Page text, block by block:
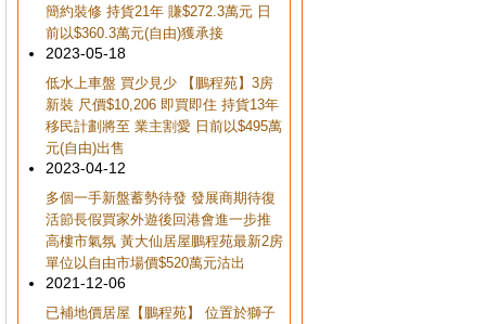
簡約裝修 持貨21年 賺$272.3萬元 日
前以$360.3萬元(自由)獲承接
2023-05-18
低水上車盤 買少見少 【鵬程苑】3房
新裝 尺價$10,206 即買即住 持貨13年
移民計劃將至 業主割愛 日前以$495萬
元(自由)出售
2023-04-12
多個一手新盤蓄勢待發 發展商期待復
活節長假買家外遊後回港會進一步推
高樓市氣氛 黃大仙居屋鵬程苑最新2房
單位以自由市場價$520萬元沽出
2021-12-06
已補地價居屋【鵬程苑】 位置於獅子